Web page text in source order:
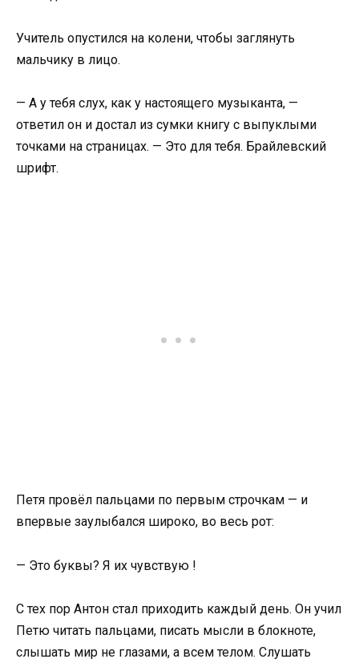
Учитель опустился на колени, чтобы заглянуть
мальчику в лицо.
— А у тебя слух, как у настоящего музыканта, —
ответил он и достал из сумки книгу с выпуклыми
точками на страницах. — Это для тебя. Брайлевский
шрифт.
Петя провёл пальцами по первым строчкам — и
впервые заулыбался широко, во весь рот:
— Это буквы? Я их чувствую !
С тех пор Антон стал приходить каждый день. Он учил
Петю читать пальцами, писать мысли в блокноте,
слышать мир не глазами, а всем телом. Слушать